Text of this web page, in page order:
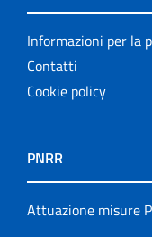
Informazioni per la
Contatti
Cookie policy
PNRR
Attuazione misure